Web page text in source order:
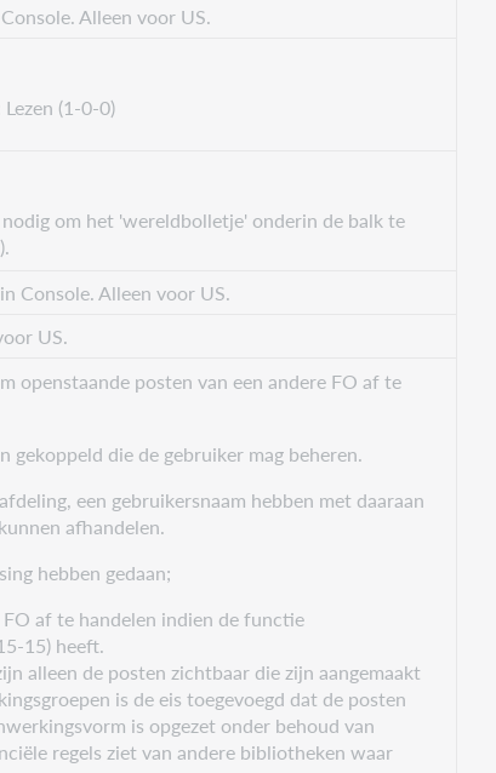
Alleen voor US.
(1-0-0)
om het 'wereldbolletje' onderin de balk te
Console. Alleen voor US.
US.
openstaande posten van een andere FO af te
gekoppeld die de gebruiker mag beheren.
een gebruikersnaam hebben met daaraan
afhandelen.
hebben gedaan;
af te handelen indien de functie
15) heeft.
alleen de posten zichtbaar die zijn aangemaakt
is de eis toegevoegd dat de posten
is opgezet onder behoud van
regels ziet van andere bibliotheken waar